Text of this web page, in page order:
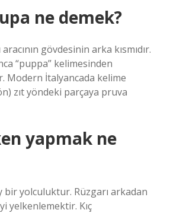
ne demek?
aracının gövdesinin arka kısmıdır.
“puppa” kelimesinden
Modern İtalyancada kelime
zıt yöndeki parçaya pruva
yapmak ne
bir yolculuktur. Rüzgarı arkadan
yelkenlemektir. Kıç